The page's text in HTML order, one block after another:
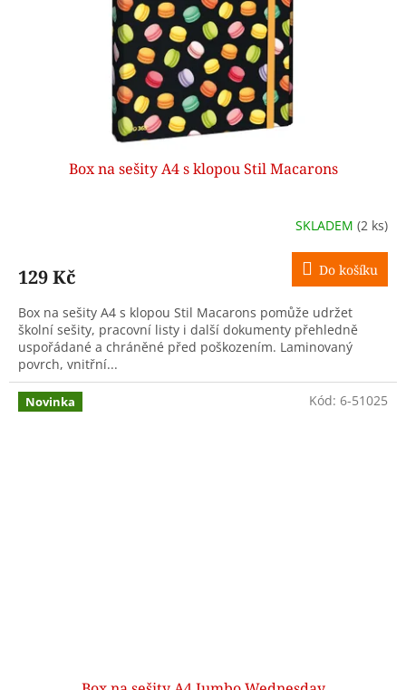
Box na sešity A4 s klopou Stil Macarons
SKLADEM (2 ks)
129 Kč Do košíku
Box na sešity A4 s klopou Stil Macarons pomůže udržet
školní sešity, pracovní listy i další dokumenty přehledně
uspořádané a chráněné před poškozením. Laminovaný
povrch, vnitřní...
Novinka Kód: 6-51025